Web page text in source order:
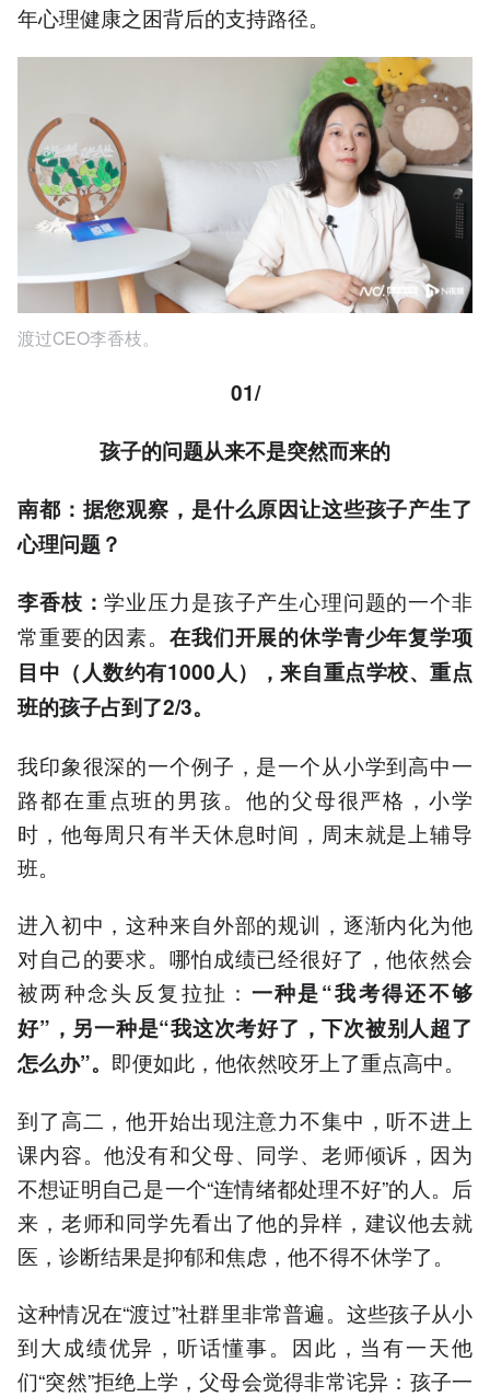
年心理健康之困背后的支持路径。
渡过CEO李香枝。
01/
孩子的问题从来不是突然而来的
南都：据您观察，是什么原因让这些孩子产生了
心理问题？
李香枝 ：学业压力是孩子产生心理问题的一个非
常重要的因素。 在我们开展的休学青少年复学项
目中（人数约有1000人），来自重点学校、重点
班的孩子占到了2/3。
我印象很深的一个例子，是一个从小学到高中一
路都在重点班的男孩。他的父母很严格，小学
时，他每周只有半天休息时间，周末就是上辅导
班。
进入初中，这种来自外部的规训，逐渐内化为他
对自己的要求。哪怕成绩已经很好了，他依然会
被两种念头反复拉扯： 一种是“我考得还不够
好” ，另一种是“我这次考好了 ，下次被别人超了
怎么办”。 即便如此，他依然咬牙上了重点高中。
到了高二，他开始出现注意力不集中，听不进上
课内容。他没有和父母、同学、老师倾诉，因为
不想证明自己是一个“连情绪都处理不好”的人。后
来，老师和同学先看出了他的异样，建议他去就
医，诊断结果是抑郁和焦虑，他不得不休学了。
这种情况在“渡过”社群里非常普遍。这些孩子从小
到大成绩优异，听话懂事。因此，当有一天他
们“突然”拒绝上学，父母会觉得非常诧异：孩子一